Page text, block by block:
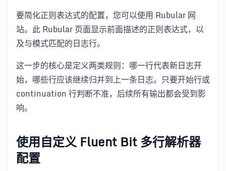
要简化正则表达式的配置，您可以使用 Rubular 网
站。此 Rubular 页面显示前面描述的正则表达式，以
及与模式匹配的日志行。
这一步的核心是定义两类规则：哪一行代表新日志开
始，哪些行应该继续归并到上一条日志。只要开始行或
continuation 行判断不准，后续所有输出都会受到影
响。
使用自定义 Fluent Bit 多行解析器
配置